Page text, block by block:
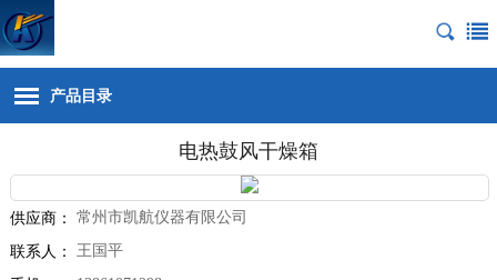
产品目录
电热鼓风干燥箱
供应商： 常州市凯航仪器有限公司
联系人： 王国平